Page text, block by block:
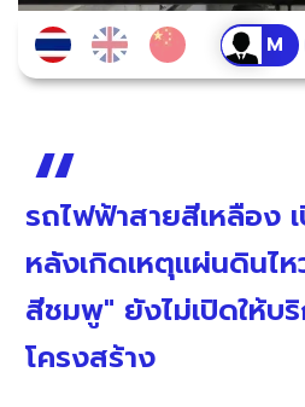
รถไฟฟ้าสายสีเหลือง
หลังเกิดเหตุแผ่นดินไ
สีชมพู" ยังไม่เปิดให้บ
โครงสร้าง